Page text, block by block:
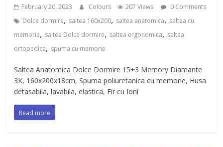
February 20, 2023 Colours 207 Views
0 Comments
Dolce dormire, saltea 160x200, saltea anatomica, saltea cu
memorie, saltea Dolce dormire, saltea ergonomica, saltea
ortopedica, spuma cu memorie
Saltea Anatomica Dolce Dormire 15+3 Memory Diamante
3K, 160x200x18cm, Spuma poliuretanica cu memorie, Husa
detasabila, lavabila, elastica, Fir cu Ioni
Read more